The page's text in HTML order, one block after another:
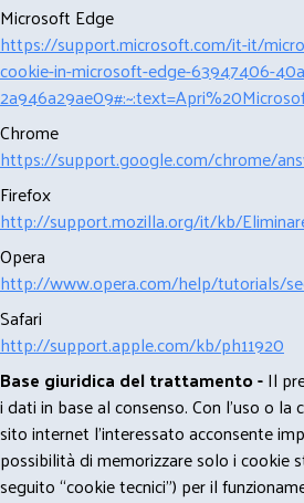
Microsoft Edge
https://support.microsoft.com/it-it/
cookie-in-microsoft-edge-63947406-
Chrome
https://support.google.com/chrome/
Firefox
http://support.mozilla.org/it/kb/
Opera
http://www.opera.com/help/tutorials/
Safari
http://support.apple.com/kb/ph11920
Base giuridica del trattamento -Il
i dati in base al consenso. Con l'uso o
sito internet l’interessato acconsente
possibilità di memorizzare solo i cookie
seguito “cookie tecnici”) per il